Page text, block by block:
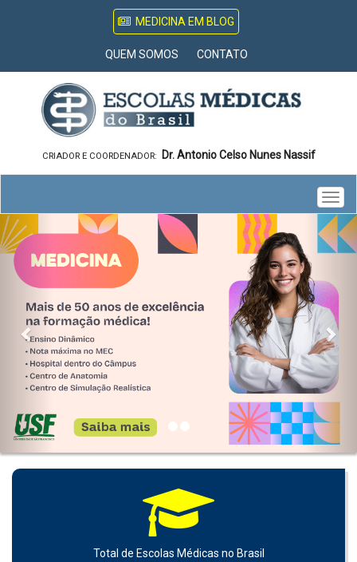
MEDICINA EM BLOG
QUEM SOMOS CONTATO
CRIADOR E COORDENADOR: Dr. Antonio Celso Nunes Nassif
Previous
Total de Escolas Médicas no Brasil